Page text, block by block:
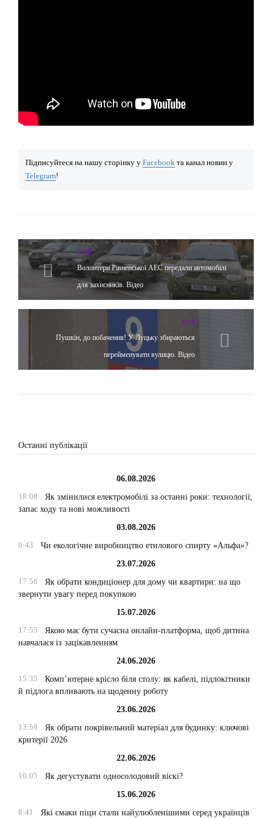
Підписуйтеся на нашу сторінку у Facebook та канал новин у
Telegram!
TOP
Волонтери Рівненської АЕС передали автомобілі
для захисників. Відео
TOP
Пушкін, до побачення! У Луцьку збираються
перейменувати вулицю. Відео
Останні публікації
06.08.2026
18:08
Як змінилися електромобілі за останні роки: технології,
запас ходу та нові можливості
03.08.2026
9:43
Чи екологічне виробництво етилового спирту «Альфа»?
23.07.2026
17:56
Як обрати кондиціонер для дому чи квартири: на що
звернути увагу перед покупкою
15.07.2026
17:55
Якою має бути сучасна онлайн-платформа, щоб дитина
навчалася із зацікавленням
24.06.2026
15:35
Комп’ютерне крісло біля столу: як кабелі, підлокітники
й підлога впливають на щоденну роботу
23.06.2026
13:59
Як обрати покрівельний матеріал для будинку: ключові
критерії 2026
22.06.2026
10:05
Як дегустувати односолодовий віскі?
15.06.2026
8:41
Які смаки піци стали найулюбленішими серед українців